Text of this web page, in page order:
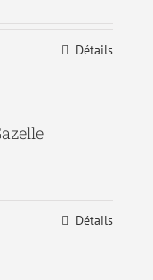
Détails
Détails